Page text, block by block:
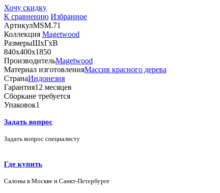
Хочу скидку
К сравнению Избранное
АртикулMSM.71
Коллекция Magetwood
РазмерыШхГхВ
840х400х1850
ПроизводительMagetwood
Материал изготовленияМассив красного дерева
СтранаИндонезия
Гарантия12 месяцев
Сборкане требуется
Упаковок1
Задать вопрос
Задать вопрос специалисту
Где купить
Салоны в Москве и Санкт-Петербурге